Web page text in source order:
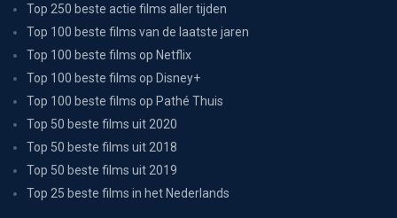
Top 250 beste actie films aller tijden
Top 100 beste films van de laatste jaren
Top 100 beste films op Netflix
Top 100 beste films op Disney+
Top 100 beste films op Pathé Thuis
Top 50 beste films uit 2020
Top 50 beste films uit 2018
Top 50 beste films uit 2019
Top 25 beste films in het Nederlands